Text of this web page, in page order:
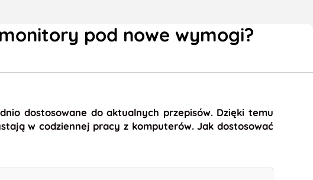
pod nowe wymogi?
dostosowane do aktualnych przepisów. Dzięki temu
w codziennej pracy z komputerów. Jak dostosować